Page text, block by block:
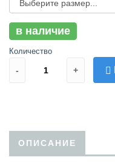
в наличие
Количество
- +
ОПИСАНИЕ